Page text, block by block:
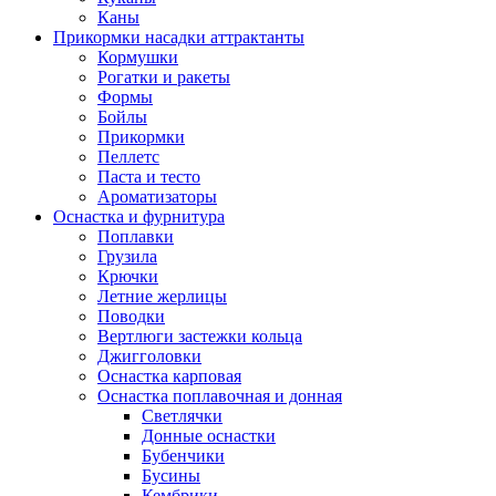
Каны
Прикормки насадки аттрактанты
Кормушки
Рогатки и ракеты
Формы
Бойлы
Прикормки
Пеллетс
Паста и тесто
Ароматизаторы
Оснастка и фурнитура
Поплавки
Грузила
Крючки
Летние жерлицы
Поводки
Вертлюги застежки кольца
Джигголовки
Оснастка карповая
Оснастка поплавочная и донная
Светлячки
Донные оснастки
Бубенчики
Бусины